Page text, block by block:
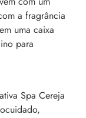
a fragrância
uma caixa
para
Spa Cereja